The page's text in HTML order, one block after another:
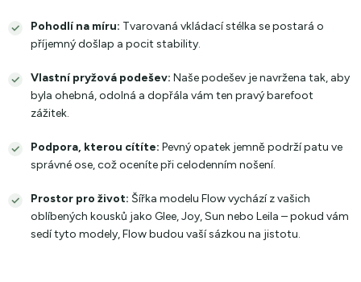
Pohodlí na míru: Tvarovaná vkládací stélka se postará o
příjemný došlap a pocit stability.
Vlastní pryžová podešev: Naše podešev je navržena tak, aby
byla ohebná, odolná a dopřála vám ten pravý barefoot
zážitek.
Podpora, kterou cítíte: Pevný opatek jemně podrží patu ve
správné ose, což oceníte při celodenním nošení.
Prostor pro život: Šířka modelu Flow vychází z vašich
oblíbených kousků jako Glee, Joy, Sun nebo Leila – pokud vám
sedí tyto modely, Flow budou vaší sázkou na jistotu.